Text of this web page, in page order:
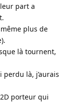
part a
plus de
là tournent,
perdu là, j’aurais
porteur qui